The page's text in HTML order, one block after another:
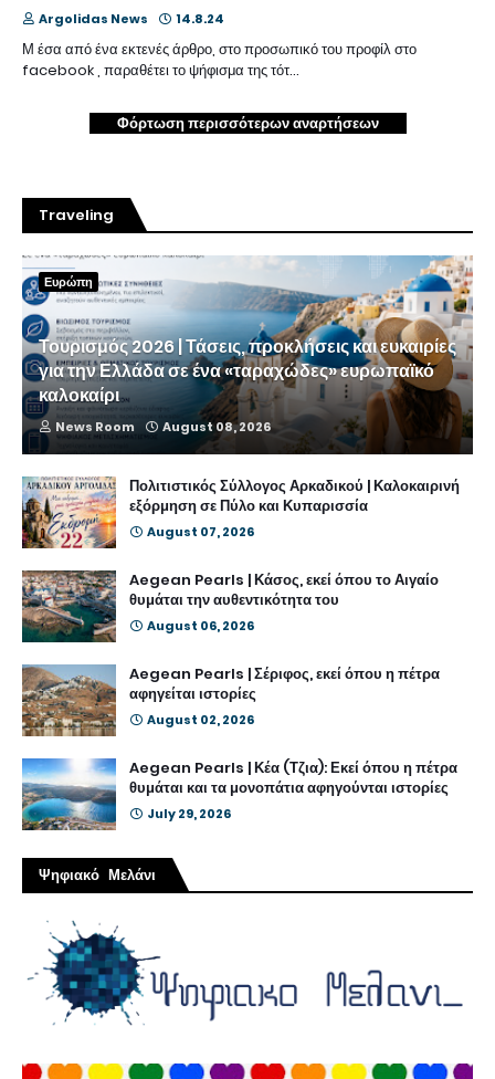
Argolidas News 14.8.24
Μ έσα από ένα εκτενές άρθρο, στο προσωπικό του προφίλ στο
facebook , παραθέτει το ψήφισμα της τότ…
Φόρτωση περισσότερων αναρτήσεων
Traveling
Ευρώπη
Τουρισμός 2026 | Τάσεις, προκλήσεις και ευκαιρίες
για την Ελλάδα σε ένα «ταραχώδες» ευρωπαϊκό
καλοκαίρι
News Room August 08, 2026
Πολιτιστικός Σύλλογος Αρκαδικού | Καλοκαιρινή
εξόρμηση σε Πύλο και Κυπαρισσία
August 07, 2026
Aegean Pearls | Κάσος, εκεί όπου το Αιγαίο
θυμάται την αυθεντικότητα του
August 06, 2026
Aegean Pearls | Σέριφος, εκεί όπου η πέτρα
αφηγείται ιστορίες
August 02, 2026
Aegean Pearls | Κέα (Τζια): Εκεί όπου η πέτρα
θυμάται και τα μονοπάτια αφηγούνται ιστορίες
July 29, 2026
Ψηφιακό Μελάνι